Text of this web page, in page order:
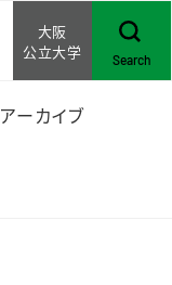
大阪
公立大学
Search
アーカイブ